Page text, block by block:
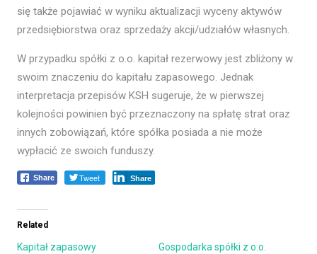
się także pojawiać w wyniku aktualizacji wyceny aktywów
przedsiębiorstwa oraz sprzedaży akcji/udziałów własnych.
W przypadku spółki z o.o. kapitał rezerwowy jest zbliżony w
swoim znaczeniu do kapitału zapasowego. Jednak
interpretacja przepisów KSH sugeruje, że w pierwszej
kolejności powinien być przeznaczony na spłatę strat oraz
innych zobowiązań, które spółka posiada a nie może
wypłacić ze swoich funduszy.
Share Tweet Share
Related
Kapitał zapasowy
Gospodarka spółki z o.o.